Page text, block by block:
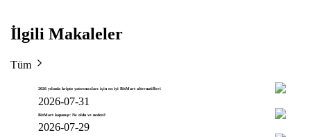
İlgili Makaleler
Tüm
2026 yılında kripto yatırımcıları için en iyi BitMart alternatifleri
2026-07-31
BitMart kapanışı: Ne oldu ve neden?
2026-07-29